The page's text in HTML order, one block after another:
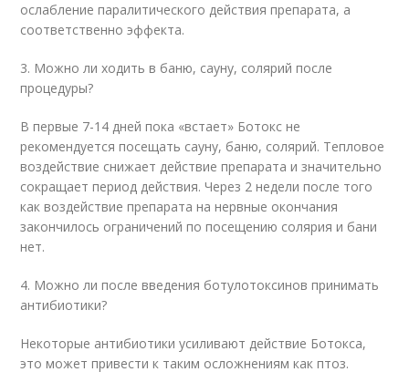
ослабление паралитического действия препарата, а
соответственно эффекта.
3. Можно ли ходить в баню, сауну, солярий после
процедуры?
В первые 7-14 дней пока «встает» Ботокс не
рекомендуется посещать сауну, баню, солярий. Тепловое
воздействие снижает действие препарата и значительно
сокращает период действия. Через 2 недели после того
как воздействие препарата на нервные окончания
закончилось ограничений по посещению солярия и бани
нет.
4. Можно ли после введения ботулотоксинов принимать
антибиотики?
Некоторые антибиотики усиливают действие Ботокса,
это может привести к таким осложнениям как птоз.